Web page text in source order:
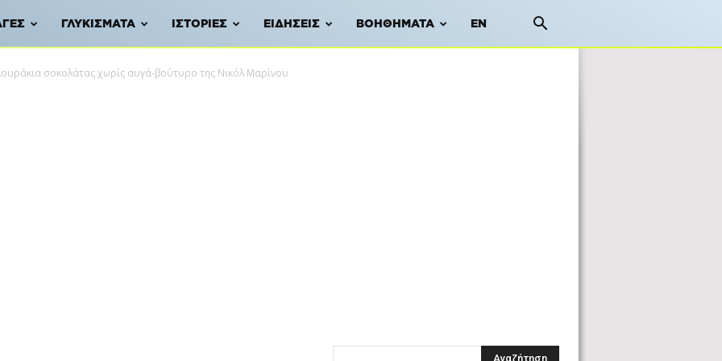
ΓΛΥΚΊΣΜΑΤΑ ΙΣΤΟΡΊΕΣ ΕΙΔΉΣΕΙΣ ΒΟΗΘΉΜΑΤΑ EN
σοκολάτας χωρίς αυγά-βούτυρο της Νικόλ Μαρίνου